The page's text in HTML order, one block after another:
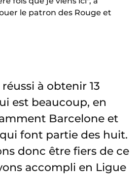
le patron des Rouge et
à obtenir 13
est beaucoup, en
Barcelone et
font partie des huit.
donc être fiers de ce
accompli en Ligue